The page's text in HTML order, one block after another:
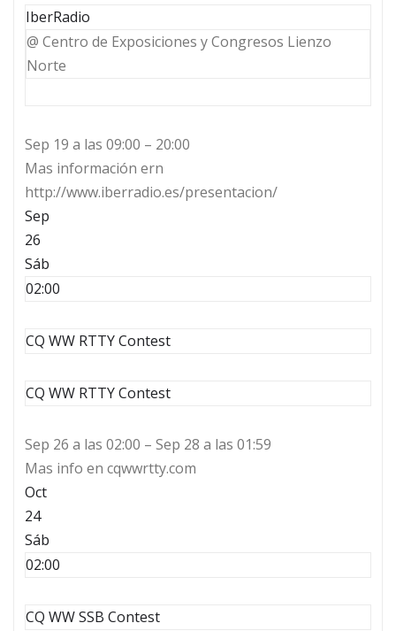
IberRadio
@ Centro de Exposiciones y Congresos Lienzo
Norte
Sep 19 a las 09:00 – 20:00
Mas información ern
http://www.iberradio.es/presentacion/
Sep
26
Sáb
02:00
CQ WW RTTY Contest
CQ WW RTTY Contest
Sep 26 a las 02:00 – Sep 28 a las 01:59
Mas info en cqwwrtty.com
Oct
24
Sáb
02:00
CQ WW SSB Contest